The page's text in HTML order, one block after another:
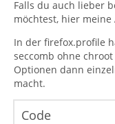
Falls du auch lieber
möchtest, hier meine
In der firefox.profile
seccomb ohne
Optionen dann
macht.
Code